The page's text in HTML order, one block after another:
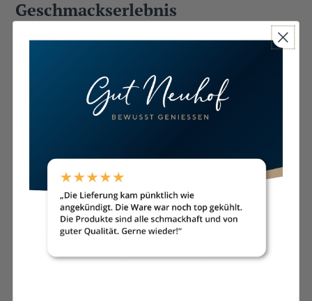
Geschmackserlebnis
etwas anderes auf ihrem Grill, im Backofen oder im Smoker
probieren möchten. Saftige Steaks aus der Puten-Oberkeule
mit Haut sorgen für eine herzhafte Kruste, die Ihr
Geschmackserlebnis unvergleichlich machen wird.
“Brazil” oder “Sansibar” erhältlich. Jedes Steak wird sorgfältig
und handwerklich hergestellt.
Unser Geflügel – unser Fleisch
Unser Putenfleisch stammt aus unserer eigenen Aufzucht und
Putenmast auf dem Hof. Unser landwirtschaftlicher Betrieb ist